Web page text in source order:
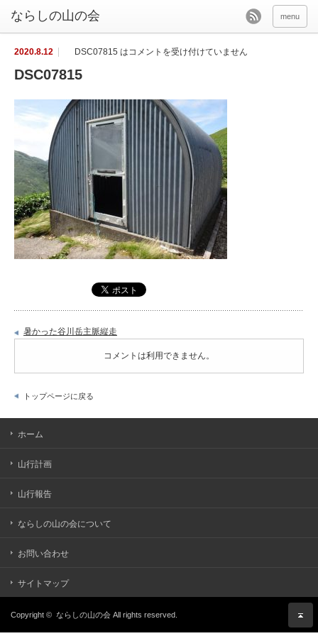
menu
2020.8.12 DSC07815 はコメントを受け付けていません
DSC07815
暑かった谷川岳主脈縦走
コメントは利用できません。
トップページに戻る
ホーム
山行計画
山行報告
ならしの山の会について
お問い合わせ
サイトマップ
Copyright © ならしの山の会 All rights reserved.